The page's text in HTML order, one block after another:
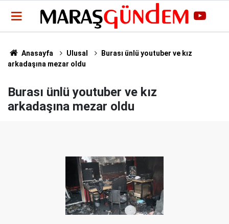
Anasayfa Ulusal
Burası ünlü youtuber ve kız
arkadaşına mezar oldu
Burası ünlü youtuber ve kız
arkadaşına mezar oldu